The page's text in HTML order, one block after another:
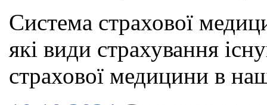
Система страхової
які види страхування
страхової медицини в